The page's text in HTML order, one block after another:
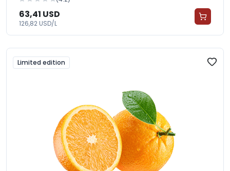
63,41 USD
126,82 USD/L
Limited edition